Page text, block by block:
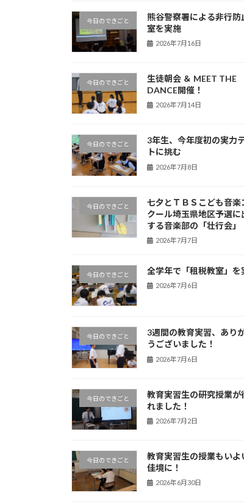
今日のできごと
熊谷警察署による非行防
室を実施
2026年7月16日
今日のできごと
生徒朝会 ＆ MEET THE
DANCE開催！
2026年7月14日
今日のできごと
3年生、今年度初の実力
トに挑む
2026年7月8日
今日のできごと
七夕とＴＢＳこども音楽
クール埼玉県地区予選に
する音楽部の「壮行会」
2026年7月7日
今日のできごと 全学年で「租税教室」を
2026年7月6日
今日のできごと
3週間の教育実習、あり
うございました！
2026年7月6日
今日のできごと
教育実習生の研究授業が
れました！
2026年7月2日
今日のできごと
教育実習生の授業もいよ
佳境に！
2026年6月30日